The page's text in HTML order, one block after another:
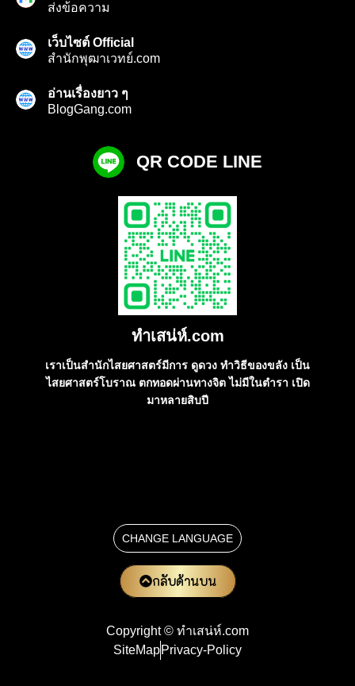
ส่งข้อความ
เว็บไซต์ Official
สำนักพุฒาเวทย์.com
อ่านเรื่องยาว ๆ
BlogGang.com
QR CODE LINE
ทําเสน่ห์.com
เราเป็นสำนักไสยศาสตร์มีการ ดูดวง ทำวิธีของขลัง เป็น
ไสยศาสตร์โบราณ ตกทอดผ่านทางจิต ไม่มีในตำรา เปิด
มาหลายสิบปี
Copyright © ทําเสน่ห์.com
SiteMapPrivacy-Policy
CHANGE LANGUAGE
กลับด้านบน